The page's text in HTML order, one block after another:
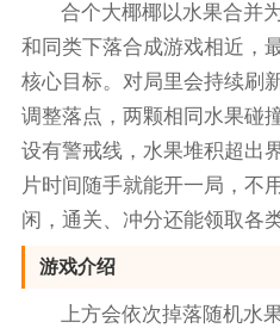
合个大椰椰以水果合并
和同类下落合成游戏相近，
核心目标。对局里会持续刷
调整落点，两颗相同水果碰
设有警戒线，水果堆积超出
片时间随手就能开一局，不
闲，通关、冲分还能领取各
游戏介绍
上方会依次掉落随机水